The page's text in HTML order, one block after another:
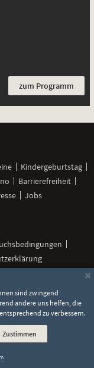
zum Programm
Kindergeburtstag
Barrierefreiheit
Jobs
Unser
Kanal
WhatsApp
×
sind zwingend
andere uns helfen, die
zu verbessern.
Zustimmen